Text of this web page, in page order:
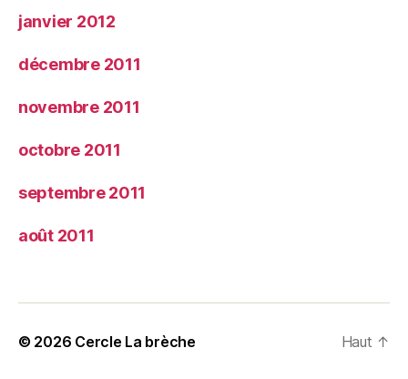
janvier 2012
décembre 2011
novembre 2011
octobre 2011
septembre 2011
août 2011
© 2026 Cercle La brèche Haut ↑